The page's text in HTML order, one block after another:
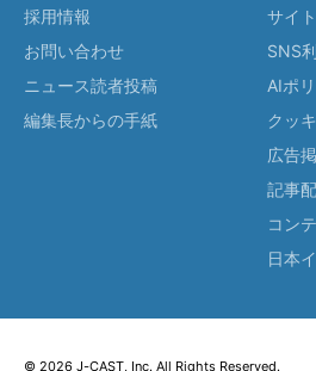
採用情報
お問い合わせ
ニュース読者投稿
編集長からの手紙
サイ
SNS
AIポ
クッ
広告
記事
コン
日本
© 2026 J-CAST, Inc. All Rights Reserved.